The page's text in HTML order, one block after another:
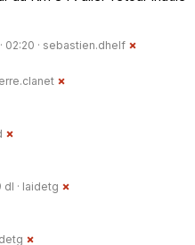
02:20 · sebastien.dhelf
· laidetg